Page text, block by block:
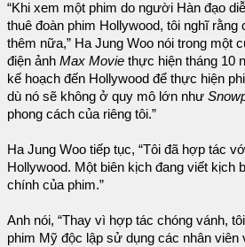
“Khi xem một phim do người Hàn đạo
thuê đoàn phim Hollywood, tôi nghĩ rằng
thêm nữa,” Ha Jung Woo nói trong một
điện ảnh Max Movie thực hiện tháng 10
kế hoạch đến Hollywood để thực hiện
dù nó sẽ không ở quy mô lớn như
phong cách của riêng tôi.”
Ha Jung Woo tiếp tục, “Tôi đã hợp tác
Hollywood. Một biên kịch đang viết kịch
chính của phim.”
Anh nói, “Thay vì hợp tác chóng vánh,
phim Mỹ độc lập sử dụng các nhân